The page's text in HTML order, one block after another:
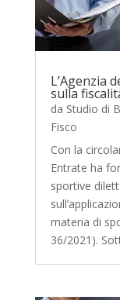
L’Agenzia
sulla
da Studio di
Fisco
Con la
Entrate ha
sportive
materia di
36/2021).